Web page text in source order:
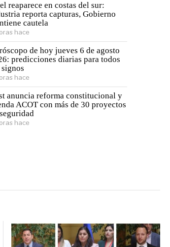
reaparece en costas del sur:
reporta capturas, Gobierno
cautela
hace
de hoy jueves 6 de agosto
predicciones diarias para todos
hace
anuncia reforma constitucional y
ACOT con más de 30 proyectos
hace